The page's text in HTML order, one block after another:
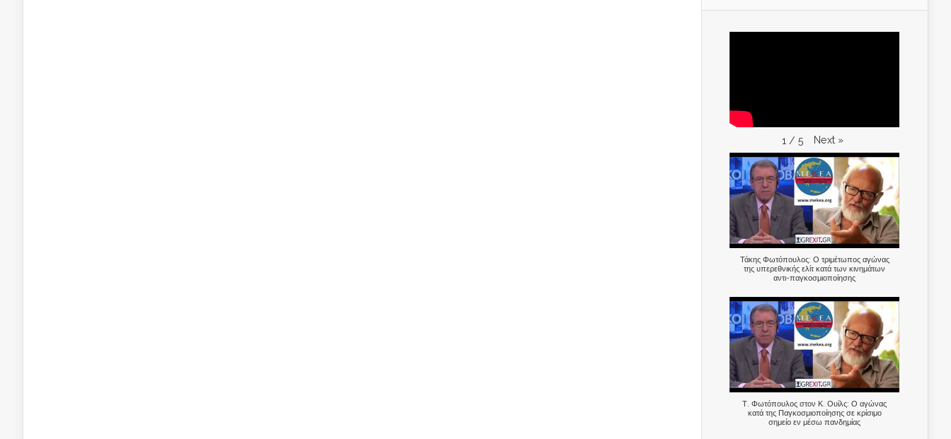
1 / 5 Next »
Τάκης Φωτόπουλος: Ο τριμέτωπος αγώνας
της υπερεθνικής ελίτ κατά των κινημάτων
αντι-παγκοσμιοποίησης
Τ. Φωτόπουλος στον Κ. Ουίλς: Ο αγώνας
κατά της Παγκοσμιοποίησης σε κρίσιμο
σημείο εν μέσω πανδημίας